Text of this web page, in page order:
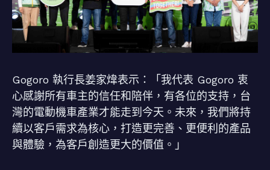
Gogoro 執行長姜家煒表示：「我代表 Gogoro 衷
心感謝所有車主的信任和陪伴，有各位的支持，台
灣的電動機車產業才能走到今天。未來，我們將持
續以客戶需求為核心，打造更完善、更便利的產品
與體驗，為客戶創造更大的價值。」